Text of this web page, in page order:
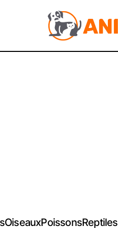
OiseauxPoissonsReptiles